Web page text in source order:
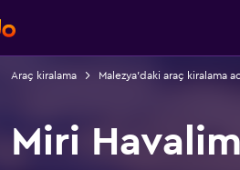
Araç kiralama Malezya'daki araç kiralama
Miri